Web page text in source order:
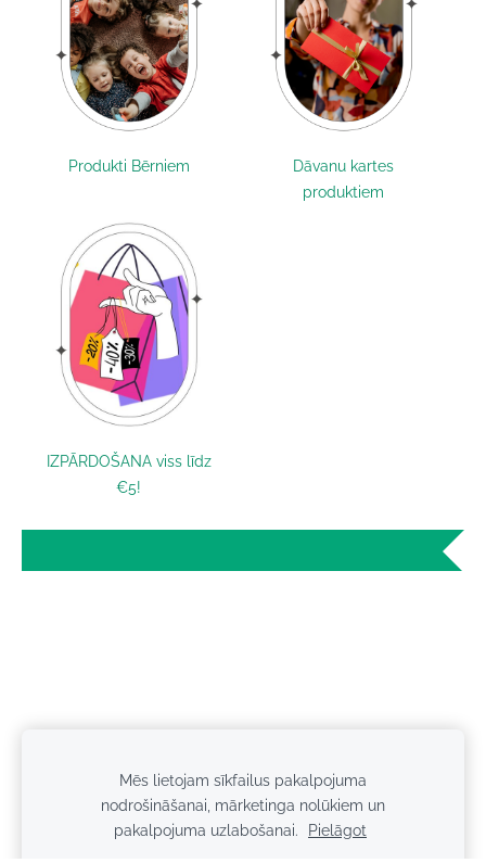
Produkti Bērniem
Dāvanu kartes
produktiem
IZPĀRDOŠANA viss līdz
€5!
Sīkdatnes
Mēs lietojam sīkfailus pakalpojuma
nodrošināšanai, mārketinga nolūkiem un
pakalpojuma uzlabošanai.
Pielāgot